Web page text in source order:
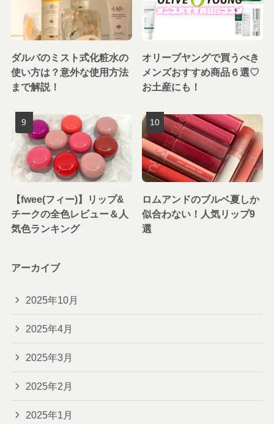
ダルバのミスト式化粧水の
使い方は？意外な使用方法
まで解説！
オリーブヤングで買うべき
メンズおすすめ商品６選♡
お土産にも！
【fwee(フィー)】リップ&
チークの全色レビュー＆人
気色ランキング
ロムアンドのブルベ夏しか
似合わない！人気リップ9
選
アーカイブ
2025年10月
2025年4月
2025年3月
2025年2月
2025年1月